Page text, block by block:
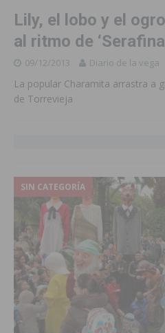
Lily, el lobo y el
al ritmo de
09/12/2013 Diario de la vega
La popular Charamita arrastra a
de Torrevieja
SIN CATEGORÍA